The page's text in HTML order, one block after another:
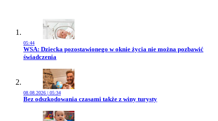
05:44
Przejdź do artykułu:
WSA: Dziecka pozostawionego w oknie życia nie można pozbawić
świadczenia
08.08.2026 | 05:34
Przejdź do artykułu:
Bez odszkodowania czasami także z winy turysty